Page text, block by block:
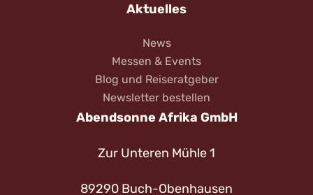
Aktuelles
News
Messen & Events
Blog und Reiseratgeber
Newsletter bestellen
Abendsonne Afrika GmbH
Zur Unteren Mühle 1
89290 Buch-Obenhausen